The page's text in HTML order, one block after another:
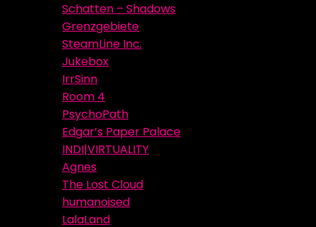
Schatten – Shadows
Grenzgebiete
SteamLine Inc.
Jukebox
IrrSinn
Room 4
PsychoPath
Edgar’s Paper Palace
INDI|VIRTUALITY
Agnes
The Lost Cloud
humanoised
LalaLand